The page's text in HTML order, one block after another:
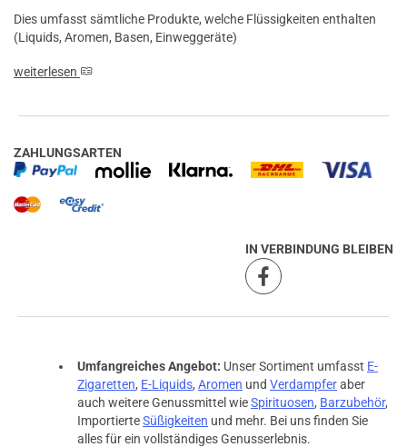
Dies umfasst sämtliche Produkte, welche Flüssigkeiten enthalten
(Liquids, Aromen, Basen, Einweggeräte)
weiterlesen
ZAHLUNGSARTEN
IN VERBINDUNG BLEIBEN
Umfangreiches Angebot: Unser Sortiment umfasst E-
Zigaretten, E-Liquids, Aromen und Verdampferaber
auch weitere Genussmittel wieSpirituosen, Barzubehör,
ImportierteSüßigkeiten und mehr. Bei uns finden Sie
alles für ein vollständiges Genusserlebnis.